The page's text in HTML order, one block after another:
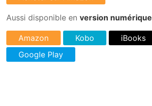
Aussi disponible enversion numérique